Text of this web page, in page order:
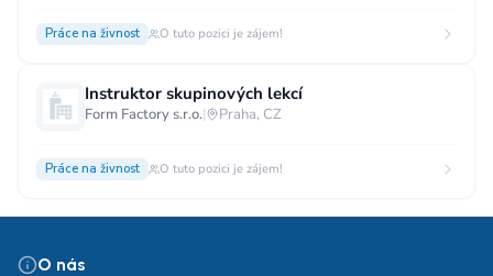
Práce na živnost O tuto pozici je zájem!
Instruktor skupinových lekcí
Form Factory s.r.o.| Praha, CZ
Práce na živnost O tuto pozici je zájem!
O nás